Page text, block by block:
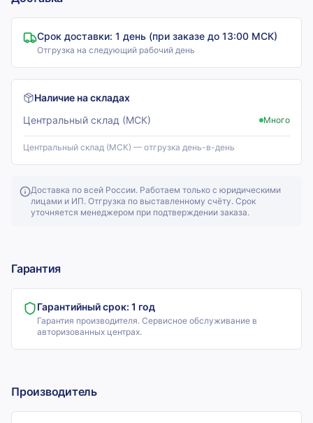
Срок доставки: 1 день (при заказе до 13:00 МСК)
Отгрузка на следующий рабочий день
Наличие на складах
Центральный склад (МСК)
Много
Центральный склад (МСК) — отгрузка день-в-день
Доставка по всей России. Работаем только с юридическими
лицами и ИП. Отгрузка по выставленному счёту. Срок
уточняется менеджером при подтверждении заказа.
Гарантия
Гарантийный срок: 1 год
Гарантия производителя. Сервисное обслуживание в
авторизованных центрах.
Производитель